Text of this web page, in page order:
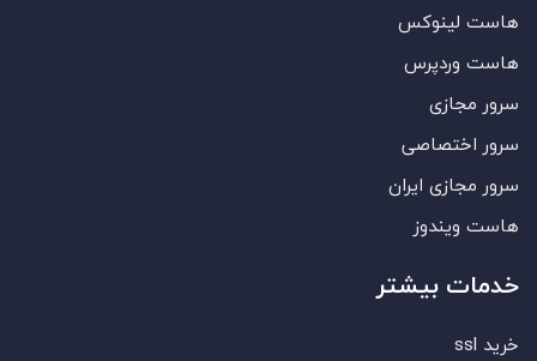
هاست لینوکس
هاست وردپرس
سرور مجازی
سرور اختصاصی
سرور مجازی ایران
هاست ویندوز
خدمات بیشتر
خرید ssl